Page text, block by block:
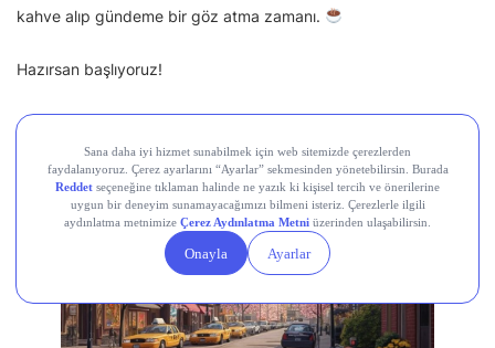
kahve alıp gündeme bir göz atma zamanı.
Hazırsan başlıyoruz!